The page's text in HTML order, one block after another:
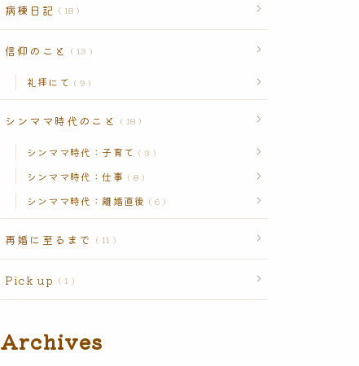
病棟日記 18
信仰のこと 13
礼拝にて 9
シンママ時代のこと 18
シンママ時代：子育て 3
シンママ時代：仕事 8
シンママ時代：離婚直後 6
再婚に至るまで 11
Pick up 1
Archives